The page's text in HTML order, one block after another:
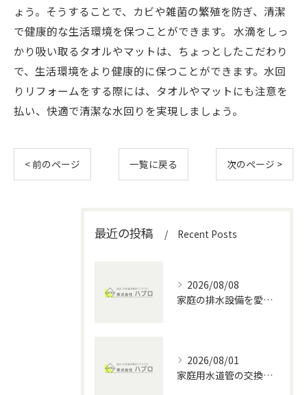
ょう。そうすることで、カビや雑菌の繁殖を防ぎ、清潔
で健康的な生活環境を保つことができます。 水滴をしっ
かり吸い取るタオルやマットは、ちょっとしたこだわり
で、生活環境をより健康的に保つことができます。水回
りリフォームをする際には、タオルやマットにも注意を
払い、快適で清潔な水回りを実現しましょう。
< 前のページ 一覧に戻る 次のページ >
最近の投稿 Recent Posts
2026/08/08
家庭の排水設備を愛知県で安全に管理する水回りメンテナンス徹底ガイド
2026/08/01
家庭用水道管の交換方法と水回りメンテナンスの費用・DIYポイント徹底解説